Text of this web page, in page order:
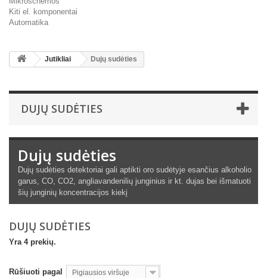
Kiti el. komponentai
Automatika
Jutikliai Dujų sudėties
DUJŲ SUDĖTIES
Dujų sudėties
Dujų sudėties detektoriai gali aptikti oro sudėtyje esančius alkoholio
garus, CO, CO2, angliavandenilių junginius ir kt. dujas bei išmatuoti
šių junginių koncentracijos kiekį
DUJŲ SUDĖTIES
Yra 4 prekių.
Rūšiuoti pagal Pigiausios viršuje